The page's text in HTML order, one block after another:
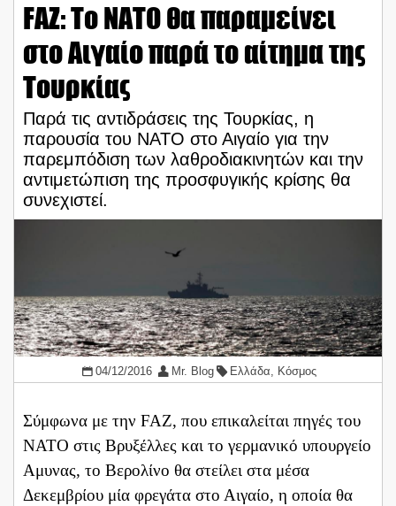
FAZ: Το ΝΑΤΟ θα παραμείνει
στο Αιγαίο παρά το αίτημα της
Τουρκίας
Παρά τις αντιδράσεις της Τουρκίας, η
παρουσία του ΝΑΤΟ στο Αιγαίο για την
παρεμπόδιση των λαθροδιακινητών και την
αντιμετώπιση της προσφυγικής κρίσης θα
συνεχιστεί.
04/12/2016 Mr. Blog Ελλάδα, Κόσμος
Σύμφωνα με την FAZ, που επικαλείται πηγές του
ΝΑΤΟ στις Βρυξέλλες και το γερμανικό υπουργείο
Αμυνας, το Βερολίνο θα στείλει στα μέσα
Δεκεμβρίου μία φρεγάτα στο Αιγαίο, η οποία θα